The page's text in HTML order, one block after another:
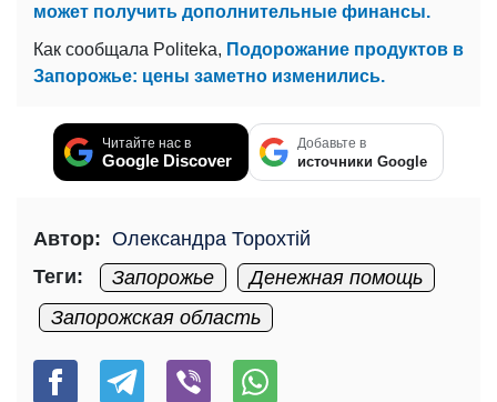
может получить дополнительные финансы.
Как сообщала Politeka, Подорожание продуктов в
Запорожье: цены заметно изменились.
Читайте нас в
Google Discover
Добавьте в
источники Google
Автор: Олександра Торохтій
Теги:
Запорожье
Денежная помощь
Запорожская область